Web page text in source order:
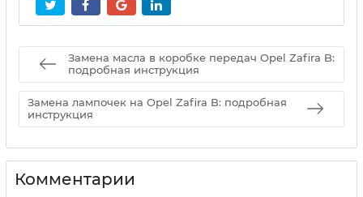
Замена масла в коробке передач Opel Zafira B:
подробная инструкция
Замена лампочек на Opel Zafira B: подробная
инструкция
Комментарии